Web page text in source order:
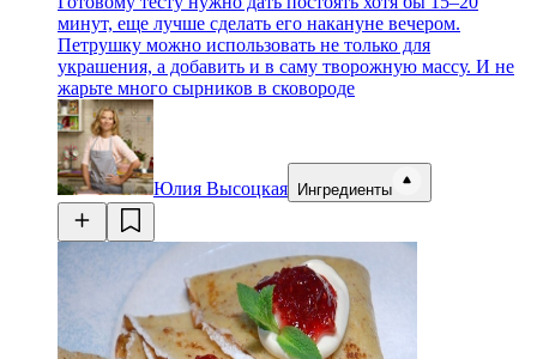
минут, еще лучше сделать его накануне вечером.
Петрушку можно использовать не только для
украшения, а добавить и в саму творожную массу. И не
жарьте много сырников в сковороде
Юлия Высоцкая Ингредиенты